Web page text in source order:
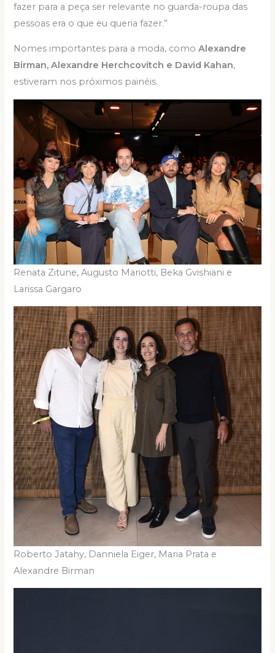
fazer para a peça ser relevante no guarda-roupa das
pessoas era o que eu queria fazer.”
Nomes importantes para a moda, comoAlexandre
Birman, Alexandre Herchcovitch e David Kahan,
estiveram nos próximos painéis.
Renata Zitune, Augusto Mariotti, Beka Gvishiani e
Larissa Gargaro
Roberto Jatahy, Danniela Eiger, Maria Prata e
Alexandre Birman